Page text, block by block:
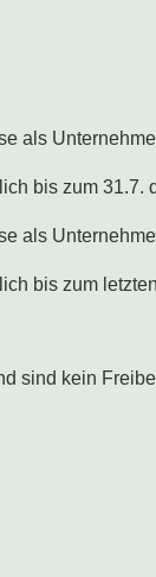
als
bis zum
als
bis zum
sind kein